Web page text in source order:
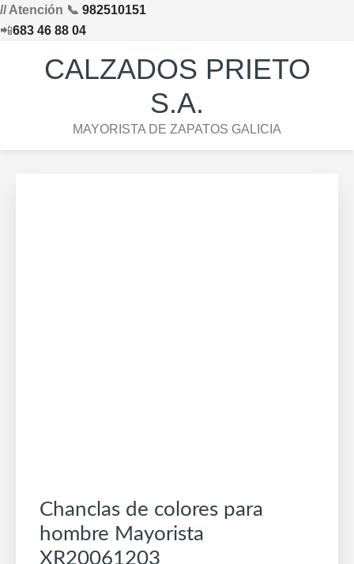
// Atención 📞 982510151
📲683 46 88 04
CALZADOS PRIETO
S.A.
MAYORISTA DE ZAPATOS GALICIA
Chanclas de colores para
hombre Mayorista
XR20061203